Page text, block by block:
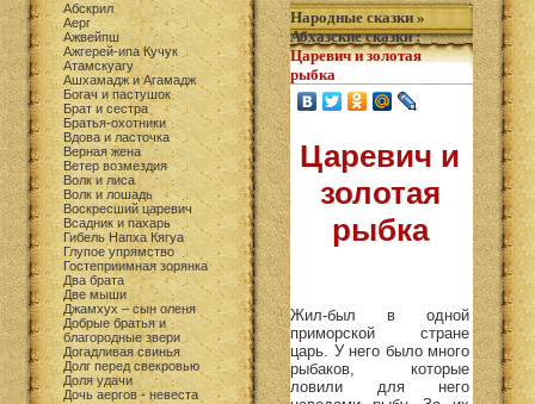
Абскрил
Аерг
Ажвейпш
Ажгерей-ипа Кучук
Атамскуагу
Ашхамадж и Агамадж
Богач и пастушок
Брат и сестра
Братья-охотники
Вдова и ласточка
Верная жена
Ветер возмездия
Волк и лиса
Волк и лошадь
Воскресший царевич
Всадник и пахарь
Гибель Напха Кягуа
Глупое упрямство
Гостеприимная зорянка
Два брата
Две мыши
Джамхух – сын оленя
Добрые братья и
благородные звери
Догадливая свинья
Долг перед свекровью
Доля удачи
Дочь аергов - невеста
Народные сказки »
Абхазские сказки:
Царевич и золотая
рыбка
Царевич и
золотая
рыбка
Жил-был в одной
приморской стране
царь. У него было много
рыбаков, которые
ловили для него